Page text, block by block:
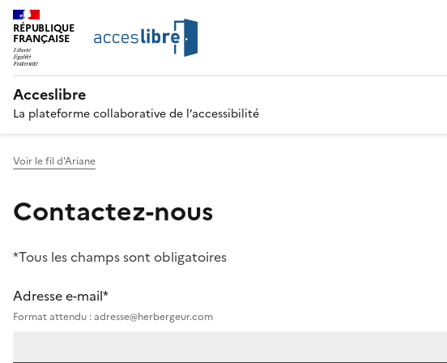
RÉPUBLIQUE
FRANÇAISE
Acceslibre
La plateforme collaborative de l’accessibilité
Voir le fil d'Ariane
Contactez-nous
*Tous les champs sont obligatoires
Adresse e-mail*
Format attendu : adresse@herbergeur.com